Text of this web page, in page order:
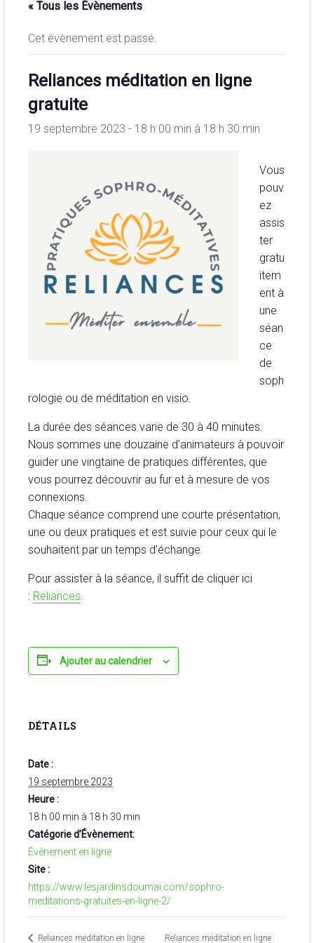
de
la
de
développement
la
<b/>sophrologie,
méditation
et
psychologie
des
ressources
« Tous les Évènements
Cet évènement est passé.
Reliances méditation en ligne
gratuite
19 septembre 2023 - 18 h 00 min à 18 h 30 min
Vous
pouv
ez
assis
ter
gratu
item
ent à
une
séan
ce
de
soph
rologie ou de méditation en visio.
La durée des séances varie de 30 à 40 minutes.
Nous sommes une douzaine d’animateurs à pouvoir
guider une vingtaine de pratiques différentes, que
vous pourrez découvrir au fur et à mesure de vos
connexions.
Chaque séance comprend une courte présentation,
une ou deux pratiques et est suivie pour ceux qui le
souhaitent par un temps d’échange.
Pour assister à la séance, il suffit de cliquer ici
: Reliances
Ajouter au calendrier
DÉTAILS
Date :
19 septembre 2023
Heure :
18 h 00 min à 18 h 30 min
Catégorie d’Évènement:
Évènement en ligne
Site :
https://www.lesjardinsdoumai.com/sophro-
meditations-gratuites-en-ligne-2/
Reliances méditation en ligne Reliances méditation en ligne